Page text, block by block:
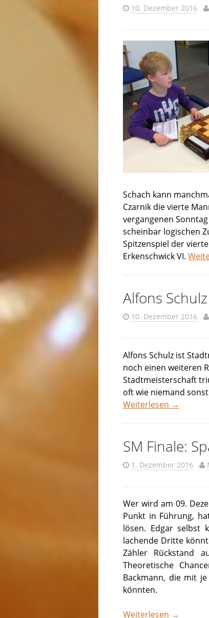
10. Dezember 2016
Schach kann
Czarnik die vierte
vergangenen
scheinbar logischen
Spitzenspiel der
Erkenschwick VI.
Alfons
10. Dezember 2016
Alfons Schulz ist
noch einen weiteren
Stadtmeisterschaft
oft wie niemand sonst
Weiterlesen →
SM Finale:
1. Dezember 2016
Wer wird am 09.
Punkt in Führung,
lösen. Edgar selbst
lachende Dritte
Zähler Rückstand
Theoretische
Backmann, die mit
könnten.
Weiterlesen →